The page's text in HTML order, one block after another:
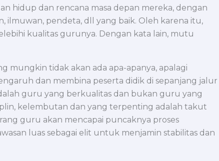
hidup dan rencana masa depan mereka, dengan
ilmuwan, pendeta, dll yang baik. Oleh karena itu,
kualitas gurunya. Dengan kata lain, mutu
mungkin tidak akan ada apa-apanya, apalagi
dan membina peserta didik di sepanjang jalur
guru yang berkualitas dan bukan guru yang
kelembutan dan yang terpenting adalah takut
guru akan mencapai puncaknya proses
luas sebagai elit untuk menjamin stabilitas dan